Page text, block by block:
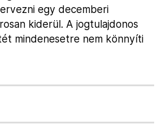
egy decemberi
kiderül. A jogtulajdonos
mindenesetre nem könnyíti